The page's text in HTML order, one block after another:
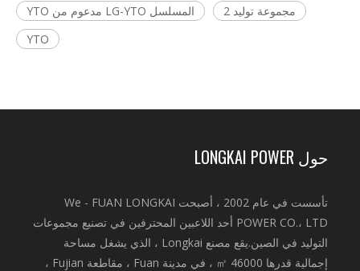
المسلسل LG-YTO مدعوم من YTO
مجموعة توليد 2
YTO
حول LONGKAI POWER
تأسست في عام 2002 ، أصبحت We - FUAN LONGKAI
POWER CO.، LTD أحد اللاعبين المحترفين في تصنيع مجموعات
التوليد في الصين.يقع مصنع Longkai ، الذي يشغل مساحة
إجمالية قدرها 46000 ㎡ ، في مدينة Fuan ، مقاطعة Fujian ،